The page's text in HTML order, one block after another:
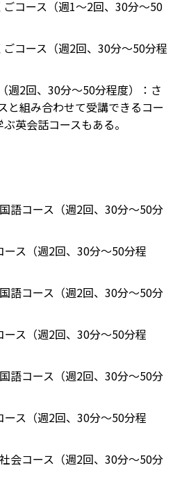
コース（週1～2回、30分～50
コース（週2回、30分～50分程
週2回、30分～50分程度）：さ
と組み合わせて受講できるコー
英会話コースもある。
語コース（週2回、30分～50分
ス（週2回、30分～50分程
語コース（週2回、30分～50分
ス（週2回、30分～50分程
語コース（週2回、30分～50分
ス（週2回、30分～50分程
会コース（週2回、30分～50分